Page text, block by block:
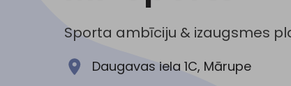
Sporta ambīciju & izaugsmes
Daugavas iela 1C, Mārupe